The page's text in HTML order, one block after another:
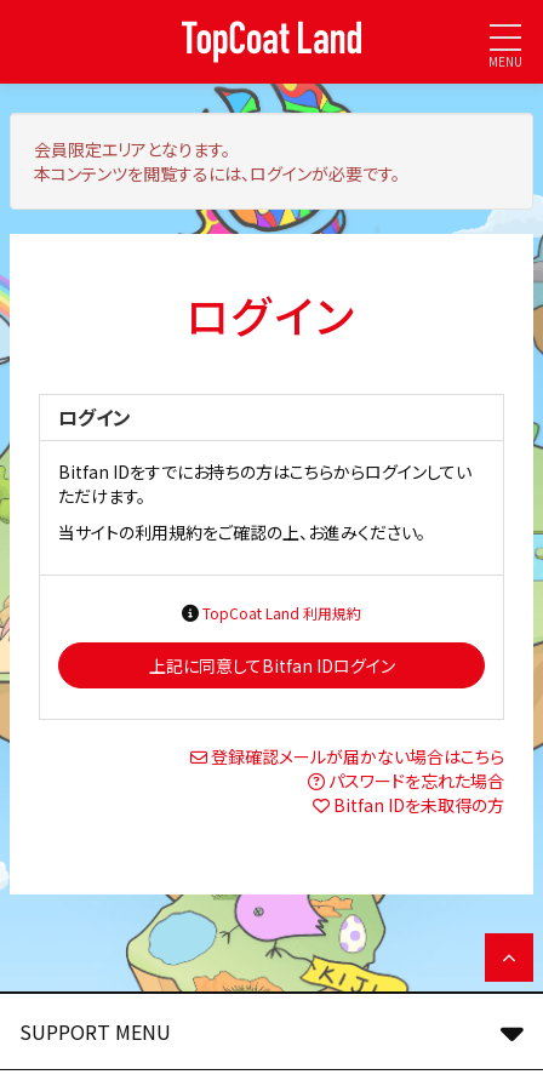
MENU
会員限定エリア となります。
本コンテンツを閲覧するには、ログインが必要です。
ログイン
ログイン
Bitfan IDをすでにお持ちの方はこちらからログインしてい
ただけます。
当サイトの利用規約をご確認の上、お進みください。
TopCoat Land 利用規約
上記に同意してBitfan IDログイン
登録確認メールが届かない場合はこちら
パスワードを忘れた場合
Bitfan IDを未取得の方
SUPPORT MENU